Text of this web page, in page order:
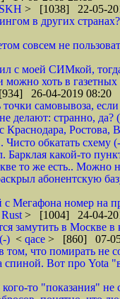
SKH > [1038] 22-05-
в других
совсем не
с моей СИМкой,
хоть в газетных
26-04-2019 08:20
точки самовывоза,
делают: странно, да?
Краснодара,
Чисто обкатать схему
Барклая какой-то
то же есть.. Можно
абонентскую
Мегафона номер на
Rust > [1004] 24-04-
замутить в Москве в
) < qace > [860] 07-
том, что помирать не
спиной. Вот про Yota
то "показания" не